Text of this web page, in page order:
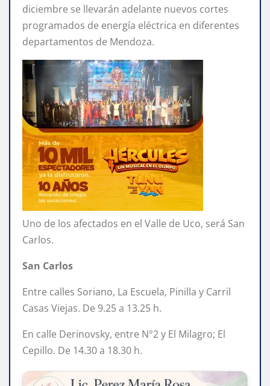
diciembre se llevarán adelante nuevos cortes
programados de energía eléctrica en diferentes
departamentos de Mendoza.
Uno de los afectados en el Valle de Uco, será San
Carlos.
San Carlos
Entre calles Soriano, La Escuela, Pinilla y Carril
Casas Viejas. De 9.25 a 13.25 h.
En calle Derinovsky, entre N°2 y El Milagro; El
Cepillo. De 14.30 a 18.30 h.